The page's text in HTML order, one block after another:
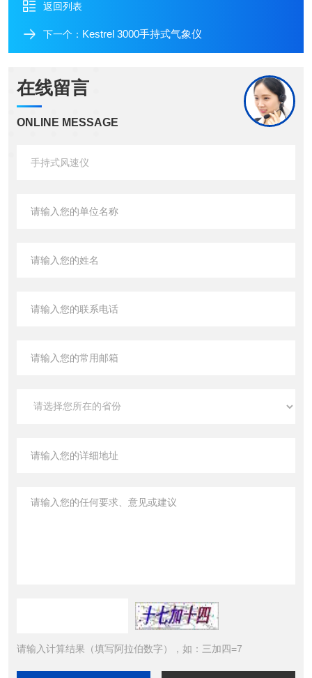
返回列表
下一个： Kestrel 3000手持式气象仪
在线留言
ONLINE MESSAGE
请输入计算结果（填写阿拉伯数字），如：三加四=7